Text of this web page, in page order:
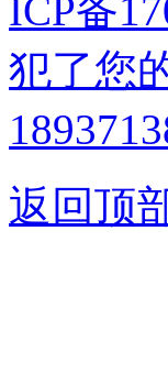
ICP备
犯了您
返回顶